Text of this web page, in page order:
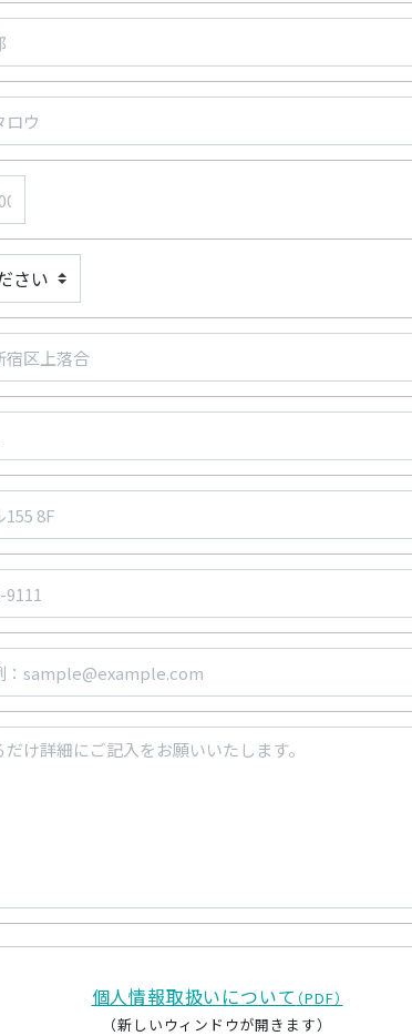
個人情報取扱いについて （PDF）
（新しいウィンドウが開きます）